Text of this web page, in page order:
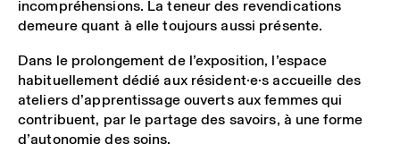
incompréhensions. La teneur des revendications
demeure quant à elle toujours aussi présente.
Dans le prolongement de l’exposition, l’espace
habituellement dédié aux résident·e·s accueille des
ateliers d’apprentissage ouverts aux femmes qui
contribuent, par le partage des savoirs, à une forme
d’autonomie des soins.